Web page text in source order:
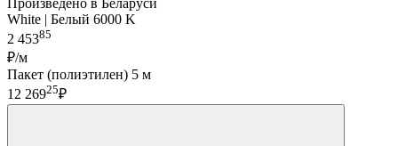
Произведено в Беларуси
White | Белый 6000 K
2 45385
₽/м
Пакет (полиэтилен) 5 м
12 26925₽